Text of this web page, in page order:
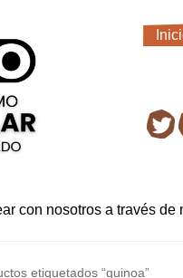
con nosotros a través de
etiquetados “quinoa”